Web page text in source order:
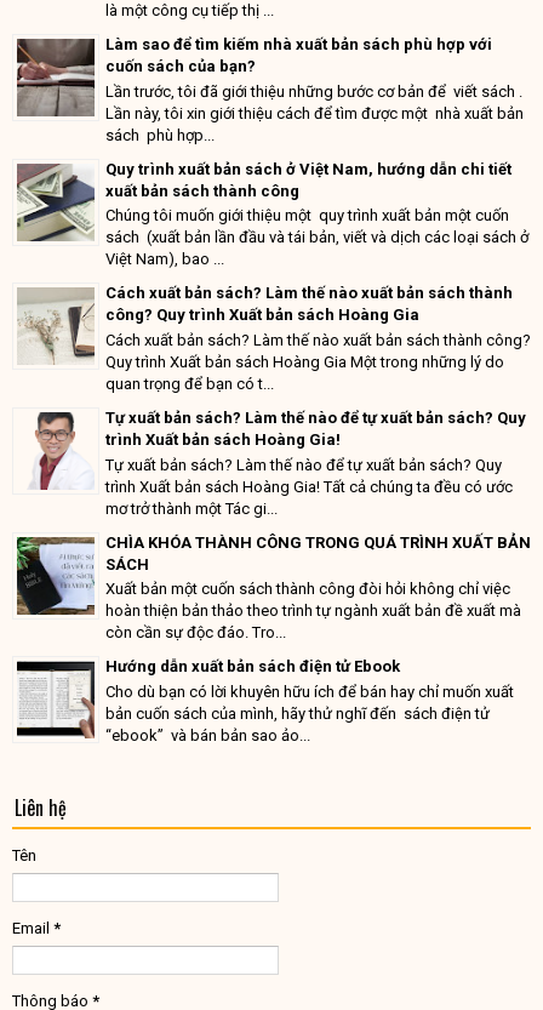
là một công cụ tiếp thị ...
Làm sao để tìm kiếm nhà xuất bản sách phù hợp với
cuốn sách của bạn?
Lần trước, tôi đã giới thiệu những bước cơ bản để viết sách .
Lần này, tôi xin giới thiệu cách để tìm được một nhà xuất bản
sách phù hợp...
Quy trình xuất bản sách ở Việt Nam, hướng dẫn chi tiết
xuất bản sách thành công
Chúng tôi muốn giới thiệu một quy trình xuất bản một cuốn
sách (xuất bản lần đầu và tái bản, viết và dịch các loại sách ở
Việt Nam), bao ...
Cách xuất bản sách? Làm thế nào xuất bản sách thành
công? Quy trình Xuất bản sách Hoàng Gia
Cách xuất bản sách? Làm thế nào xuất bản sách thành công?
Quy trình Xuất bản sách Hoàng Gia Một trong những lý do
quan trọng để bạn có t...
Tự xuất bản sách? Làm thế nào để tự xuất bản sách? Quy
trình Xuất bản sách Hoàng Gia!
Tự xuất bản sách? Làm thế nào để tự xuất bản sách? Quy
trình Xuất bản sách Hoàng Gia! Tất cả chúng ta đều có ước
mơ trở thành một Tác gi...
CHÌA KHÓA THÀNH CÔNG TRONG QUÁ TRÌNH XUẤT BẢN
SÁCH
Xuất bản một cuốn sách thành công đòi hỏi không chỉ việc
hoàn thiện bản thảo theo trình tự ngành xuất bản đề xuất mà
còn cần sự độc đáo. Tro...
Hướng dẫn xuất bản sách điện tử Ebook
Cho dù bạn có lời khuyên hữu ích để bán hay chỉ muốn xuất
bản cuốn sách của mình, hãy thử nghĩ đến sách điện tử
“ebook” và bán bản sao ảo...
Liên hệ
Tên
Email *
Thông báo *